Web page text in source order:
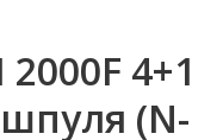
4+1
(N-